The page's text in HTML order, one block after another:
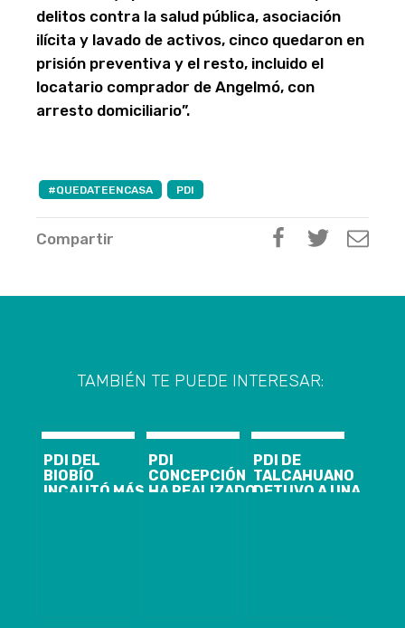
delitos contra la salud pública, asociación
ilícita y lavado de activos, cinco quedaron en
prisión preventiva y el resto, incluido el
locatario comprador de Angelmó, con
arresto domiciliario”.
#QUEDATEENCASA PDI
Compartir
TAMBIÉN TE PUEDE INTERESAR:
PDI DEL
BIOBÍO
INCAUTÓ MÁS
PDI
CONCEPCIÓN
HA REALIZADO
PDI DE
TALCAHUANO
DETUVO A UNA